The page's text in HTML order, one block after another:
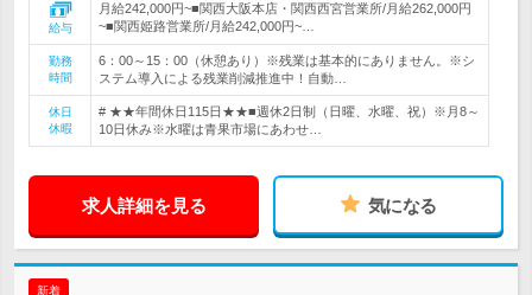
給与
月給242,000円~■関西大阪本店・関西西宮営業所/月給262,000円
~■関西姫路営業所/月給242,000円~…
勤務
時間
6：00～15：00（休憩あり）※残業は基本的にありません。※シ
ステム導入による残業削減推進中！自動…
休日
休暇
# ★★年間休日115日★★■週休2日制（日曜、水曜、祝）※月8～
10日休み※水曜は青果市場にあわせ…
求人詳細を見る 気になる
新着